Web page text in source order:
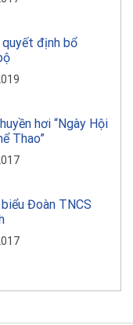
định bổ
hơi “Ngày Hội
Thao”
Đoàn TNCS